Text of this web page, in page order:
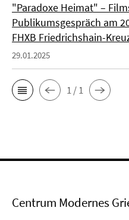
"Paradoxe Heimat" –
Publikumsgespräch am
FHXB Friedrichshain-
29.01.2025
1 / 1
Centrum Modernes